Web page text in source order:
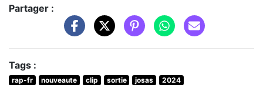
Partager :
Tags :
rap-fr nouveaute clip sortie josas 2024